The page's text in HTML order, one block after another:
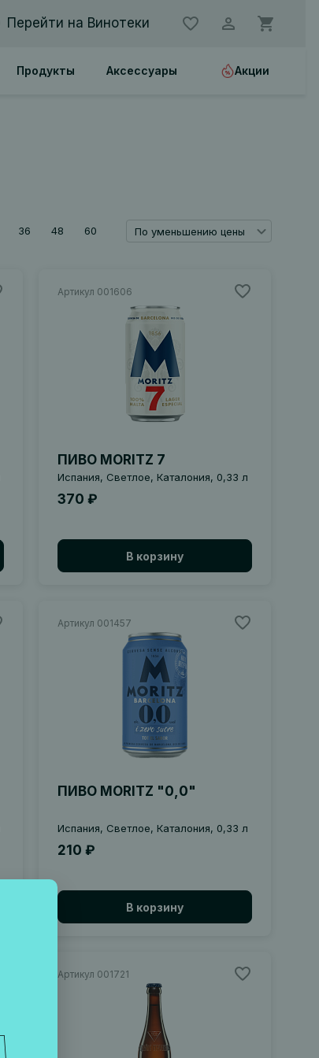
Перейти на Винотеки
Продукты Аксессуары Акции
36 48 60 По уменьшению цены
Артикул 001606
ПИВО MORITZ 7
Испания, Светлое, Каталония, 0,33 л
370 ₽
В корзину
Артикул 001457
ПИВО MORITZ "0,0"
Испания, Светлое, Каталония, 0,33 л
210 ₽
В корзину
Артикул 001721